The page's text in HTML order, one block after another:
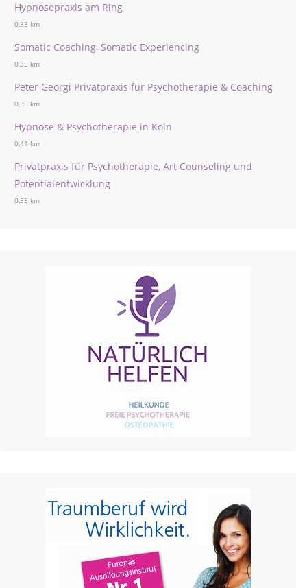
Hypnosepraxis am Ring
0,33 km
Somatic Coaching, Somatic Experiencing
0,35 km
Peter Georgi Privatpraxis für Psychotherapie & Coaching
0,35 km
Hypnose & Psychotherapie in Köln
0,41 km
Privatpraxis für Psychotherapie, Art Counseling und
Potentialentwicklung
0,55 km